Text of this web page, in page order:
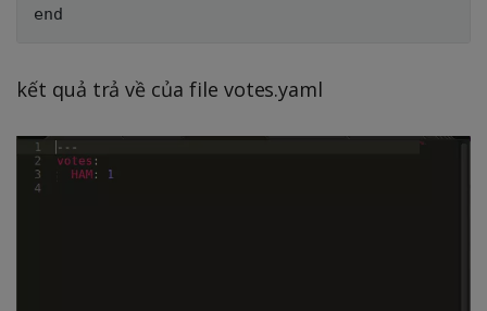
kết quả trả về của file votes.yaml